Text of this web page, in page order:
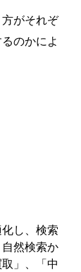
がそれぞ
のかによ
し、検索
然検索か
」、「中